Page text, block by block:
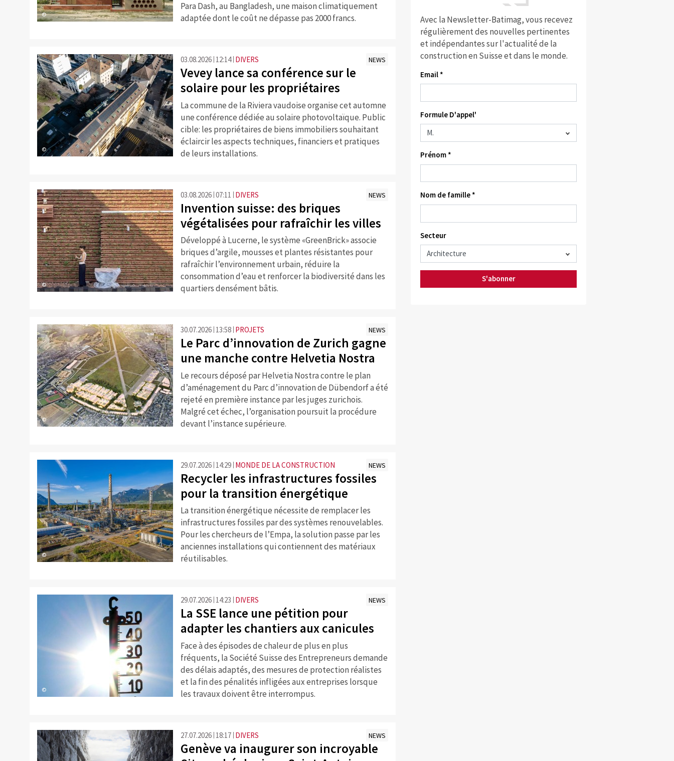
©
Para Dash, au Bangladesh, une maison climatiquement
adaptée dont le coût ne dépasse pas 2000 francs.
©
03.08.2026 12:14 DIVERS NEWS
Vevey lance sa conférence sur le
solaire pour les propriétaires
La commune de la Riviera vaudoise organise cet automne
une conférence dédiée au solaire photovoltaïque. Public
cible: les propriétaires de biens immobiliers souhaitant
éclaircir les aspects techniques, financiers et pratiques
de leurs installations.
©
03.08.2026 07:11 DIVERS NEWS
Invention suisse: des briques
végétalisées pour rafraîchir les villes
Développé à Lucerne, le système «GreenBrick» associe
briques d’argile, mousses et plantes résistantes pour
rafraîchir l’environnement urbain, réduire la
consommation d’eau et renforcer la biodiversité dans les
quartiers densément bâtis.
©
30.07.2026 13:58 PROJETS NEWS
Le Parc d’innovation de Zurich gagne
une manche contre Helvetia Nostra
Le recours déposé par Helvetia Nostra contre le plan
d’aménagement du Parc d’innovation de Dübendorf a été
rejeté en première instance par les juges zurichois.
Malgré cet échec, l’organisation poursuit la procédure
devant l’instance supérieure.
©
29.07.2026 14:29 MONDE DE LA CONSTRUCTION NEWS
Recycler les infrastructures fossiles
pour la transition énergétique
La transition énergétique nécessite de remplacer les
infrastructures fossiles par des systèmes renouvelables.
Pour les chercheurs de l’Empa, la solution passe par les
anciennes installations qui contiennent des matériaux
réutilisables.
©
29.07.2026 14:23 DIVERS NEWS
La SSE lance une pétition pour
adapter les chantiers aux canicules
Face à des épisodes de chaleur de plus en plus
fréquents, la Société Suisse des Entrepreneurs demande
des délais adaptés, des mesures de protection réalistes
et la fin des pénalités infligées aux entreprises lorsque
les travaux doivent être interrompus.
27.07.2026 18:17 DIVERS NEWS
Genève va inaugurer son incroyable
Avec la Newsletter-Batimag, vous recevez
régulièrement des nouvelles pertinentes
et indépendantes sur l'actualité de la
construction en Suisse et dans le monde.
Email *
Formule D'appel'
Prénom *
Nom de famille *
Secteur
S'abonner